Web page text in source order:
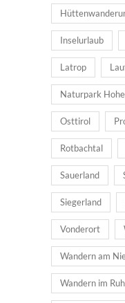
Inselurlaub
Latrop
Naturpark
Osttirol
Rotbachtal
Sauerland
Siegerland
Vonderort
Wandern am
Wandern im